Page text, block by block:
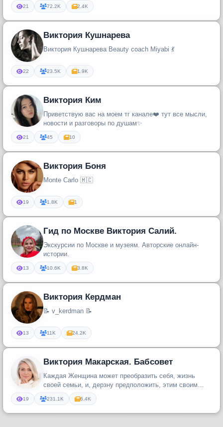
21 72.2K 2.4K
Виктория Кушнарева
Виктория Кушнарева Beauty coach Miyabi 💃
22 23.5K 1.9K
Виктория Ким
Приветствую вас на моем тг канале❤️ тут все мысли,
новости и разговоры по душам✨
21 45 10
Виктория Боня
Monte Carlo 🇲🇨
19 1.8K 1
Гид по Москве Виктория Салий.
Экскурсии по Москве и музеям. Авторские онлайн-
истории.
13 10.6K 3.8K
Виктория Кердман
📝 v_kerdman 📝
13 11K 24.2K
Виктория Макарская. Бабсовет
Каждая Женщина может преобразить себя, жизнь
своей семьи, и, дерзну предположить, этим своим
личным подвигом изменить ве...
19 231.1K 6.4K